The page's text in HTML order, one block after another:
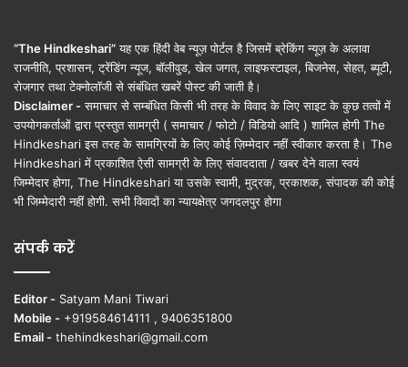
“The Hindkeshari”यह एक हिंदी वेब न्यूज़ पोर्टल है जिसमें ब्रेकिंग न्यूज़ के अलावा
राजनीति, प्रशासन, ट्रेंडिंग न्यूज, बॉलीवुड, खेल जगत, लाइफस्टाइल, बिजनेस, सेहत, ब्यूटी,
रोजगार तथा टेक्नोलॉजी से संबंधित खबरें पोस्ट की जाती है।
Disclaimer - समाचार से सम्बंधित किसी भी तरह के विवाद के लिए साइट के कुछ तत्वों में
उपयोगकर्ताओं द्वारा प्रस्तुत सामग्री ( समाचार / फोटो / विडियो आदि ) शामिल होगी The
Hindkeshari इस तरह के सामग्रियों के लिए कोई ज़िम्मेदार नहीं स्वीकार करता है। The
Hindkeshari में प्रकाशित ऐसी सामग्री के लिए संवाददाता / खबर देने वाला स्वयं
जिम्मेदार होगा, The Hindkeshari या उसके स्वामी, मुद्रक, प्रकाशक, संपादक की कोई
भी जिम्मेदारी नहीं होगी. सभी विवादों का न्यायक्षेत्र जगदलपुर होगा
संपर्क करें
Editor - Satyam Mani Tiwari
Mobile - +919584614111 , 9406351800
Email - thehindkeshari@gmail.com